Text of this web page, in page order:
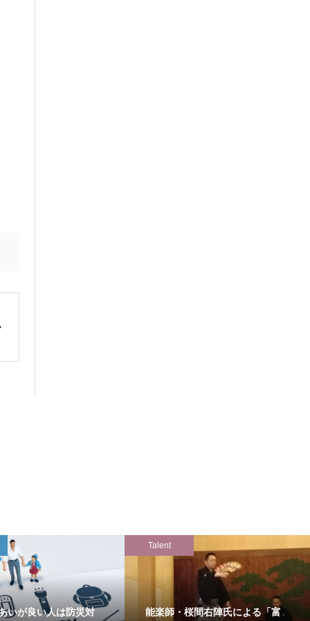
いが良い人は防災対
Talent
能楽師・桜間右陣氏による「富